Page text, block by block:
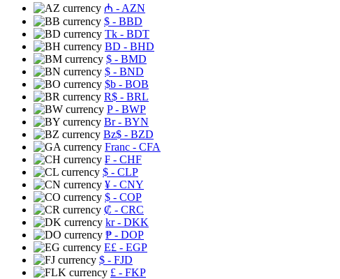
₼ - AZN
$ - BBD
Tk - BDT
BD - BHD
$ - BMD
$ - BND
$b - BOB
R$ - BRL
P- BWP
Br- BYN
Bz$ - BZD
Franc - CFA
₣ - CHF
$ - CLP
¥ - CNY
$ - COP
₡ - CRC
kr- DKK
₱ - DOP
E£ - EGP
$ - FJD
£ - FKP